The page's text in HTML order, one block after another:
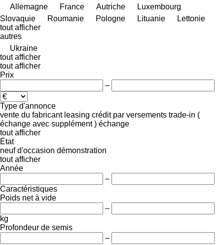
Allemagne France Autriche
Luxembourg
Slovaquie
Roumanie Pologne Lituanie
Lettonie
tout afficher
autres
Ukraine
tout afficher
tout afficher
Prix
–
Type d'annonce
vente du fabricant leasing crédit par versements trade-in (
échange avec supplément ) échange
tout afficher
État
neuf d'occasion démonstration
tout afficher
Année
–
Caractéristiques
Poids net à vide
–
kg
Profondeur de semis
–